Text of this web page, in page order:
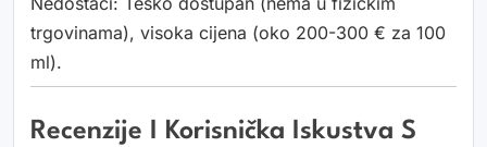
trgovinama), visoka cijena (oko 200-300 € za 100
ml).
Recenzije I Korisnička Iskustva S